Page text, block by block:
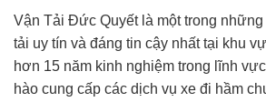
Vận Tải Đức Quyết là một trong những
tải uy tín và đáng tin cậy nhất tại khu
hơn 15 năm kinh nghiệm trong lĩnh
hào cung cấp các dịch vụ xe đi hầm